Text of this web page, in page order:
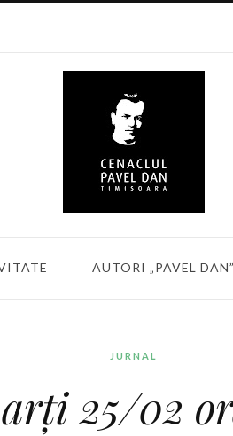
AUTORI „PAVEL DAN”
JURNAL
25/02